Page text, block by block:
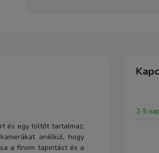
és egy töltőt tartalmaz.
anélkül, hogy
a finom tapintást és a
2-5 nap